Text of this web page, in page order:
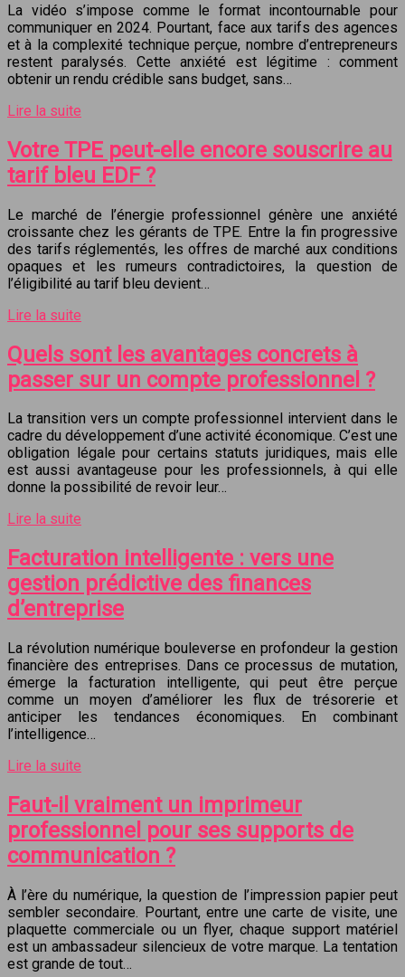
La vidéo s’impose comme le format incontournable pour
communiquer en 2024. Pourtant, face aux tarifs des agences
et à la complexité technique perçue, nombre d’entrepreneurs
restent paralysés. Cette anxiété est légitime : comment
obtenir un rendu crédible sans budget, sans…
Lire la suite
Votre TPE peut-elle encore souscrire au
tarif bleu EDF ?
Le marché de l’énergie professionnel génère une anxiété
croissante chez les gérants de TPE. Entre la fin progressive
des tarifs réglementés, les offres de marché aux conditions
opaques et les rumeurs contradictoires, la question de
l’éligibilité au tarif bleu devient…
Lire la suite
Quels sont les avantages concrets à
passer sur un compte professionnel ?
La transition vers un compte professionnel intervient dans le
cadre du développement d’une activité économique. C’est une
obligation légale pour certains statuts juridiques, mais elle
est aussi avantageuse pour les professionnels, à qui elle
donne la possibilité de revoir leur…
Lire la suite
Facturation intelligente : vers une
gestion prédictive des finances
d’entreprise
La révolution numérique bouleverse en profondeur la gestion
financière des entreprises. Dans ce processus de mutation,
émerge la facturation intelligente, qui peut être perçue
comme un moyen d’améliorer les flux de trésorerie et
anticiper les tendances économiques. En combinant
l’intelligence…
Lire la suite
Faut-il vraiment un imprimeur
professionnel pour ses supports de
communication ?
À l’ère du numérique, la question de l’impression papier peut
sembler secondaire. Pourtant, entre une carte de visite, une
plaquette commerciale ou un flyer, chaque support matériel
est un ambassadeur silencieux de votre marque. La tentation
est grande de tout…